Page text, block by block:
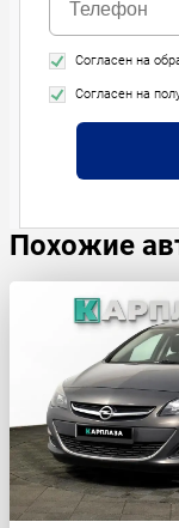
Согласен на
Согласен на
Похожие